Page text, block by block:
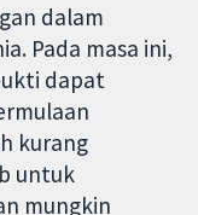
dalam
Pada masa ini,
dapat
kurang
untuk
mungkin